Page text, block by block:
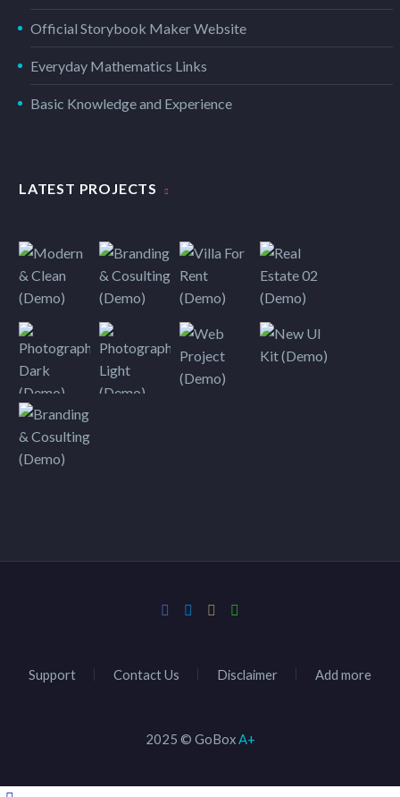
Official Storybook Maker Website
Everyday Mathematics Links
Basic Knowledge and Experience
LATEST PROJECTS
Support Contact Us Disclaimer Add more
2025 © GoBoxA+